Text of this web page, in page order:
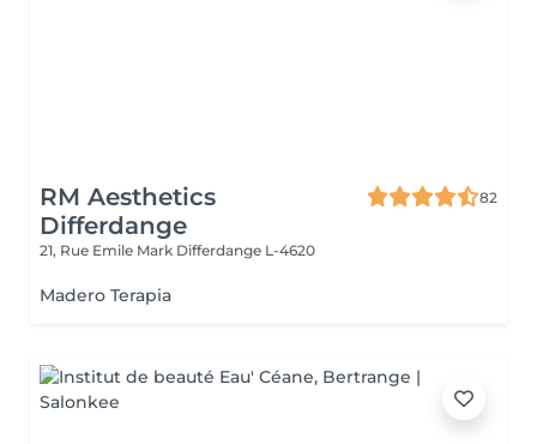
RM Aesthetics
Differdange
82
21, Rue Emile Mark Differdange L-4620
Madero Terapia